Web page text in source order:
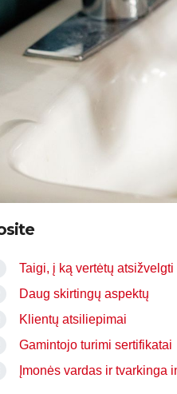
Taigi, į ką vertėtų
Daug skirtingų aspektų
Klientų atsiliepimai
Gamintojo turimi sertifikatai
Įmonės vardas ir tvarkinga